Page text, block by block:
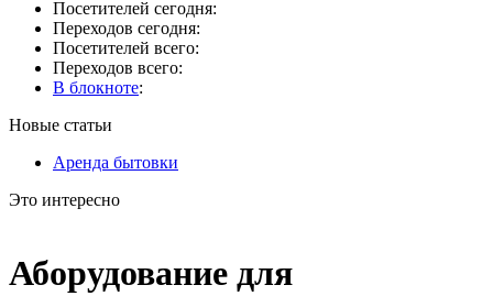
Посетителей сегодня:
Переходов сегодня:
Посетителей всего:
Переходов всего:
В блокноте:
Новые статьи
Аренда бытовки
Это интересно
Аборудование для